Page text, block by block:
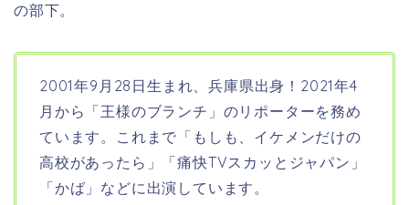
の部下。
2001年9月28日生まれ、兵庫県出身！2021年4
月から「王様のブランチ」のリポーターを務め
ています。これまで「 もしも、イケメンだけの
高校があったら 」「痛快TVスカッとジャパン 」
「かば 」などに出演しています。